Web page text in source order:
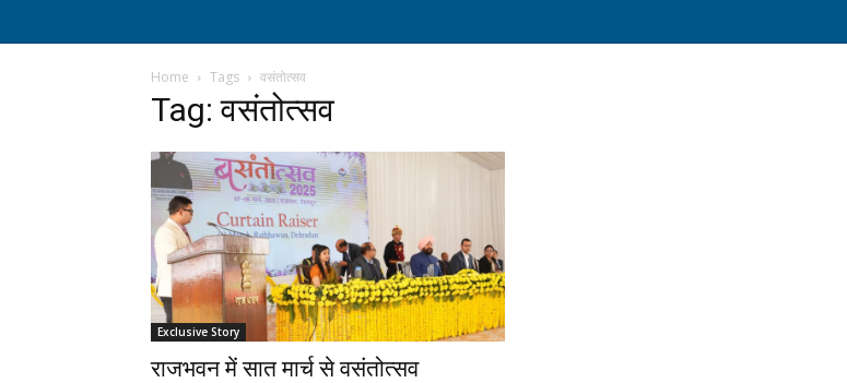
Home Tags वसंतोत्सव
Tag: वसंतोत्सव
Exclusive Story
राजभवन में सात मार्च से वसंतोत्सव